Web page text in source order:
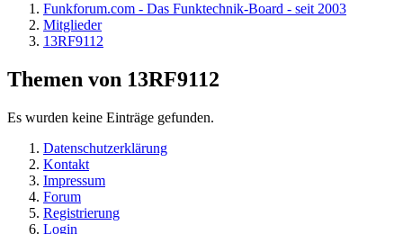
Funkforum.com - Das Funktechnik-Board - seit 2003
Mitglieder
13RF9112
Themen von 13RF9112
Es wurden keine Einträge gefunden.
Datenschutzerklärung
Kontakt
Impressum
Forum
Registrierung
Login